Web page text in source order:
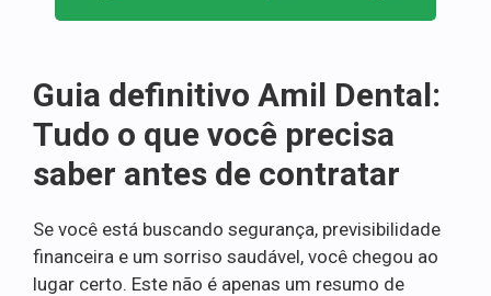
Guia definitivo Amil Dental:
Tudo o que você precisa
saber antes de contratar
Se você está buscando segurança, previsibilidade
financeira e um sorriso saudável, você chegou ao
lugar certo. Este não é apenas um resumo de